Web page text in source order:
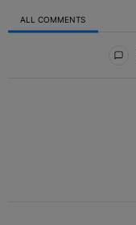
ALL COMMENTS